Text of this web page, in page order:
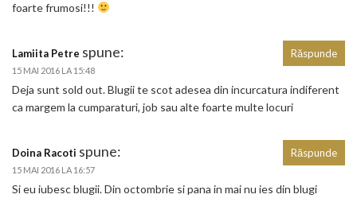
foarte frumosi!!!
Lamiita Petre spune:
15 MAI 2016 LA 15:48
Deja sunt sold out. Blugii te scot adesea din incurcatura indiferent
ca margem la cumparaturi, job sau alte foarte multe locuri
Răspunde
Doina Racoti spune:
15 MAI 2016 LA 16:57
Si eu iubesc blugii. Din octombrie si pana in mai nu ies din blugi
Răspunde